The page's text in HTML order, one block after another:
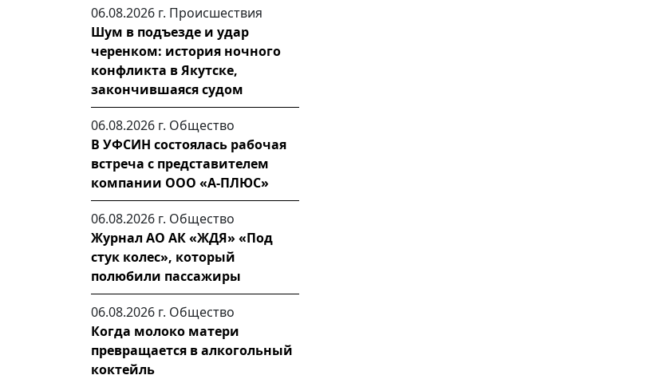
06.08.2026 г. Происшествия
Шум в подъезде и удар
черенком: история ночного
конфликта в Якутске,
закончившаяся судом
06.08.2026 г. Общество
В УФСИН состоялась рабочая
встреча с представителем
компании ООО «А-ПЛЮС»
06.08.2026 г. Общество
Журнал АО АК «ЖДЯ» «Под
стук колес», который
полюбили пассажиры
06.08.2026 г. Общество
Когда молоко матери
превращается в алкогольный
коктейль